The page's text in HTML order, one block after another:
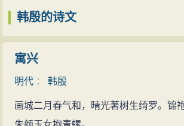
韩殷的诗文
寓兴
明代 ：韩殷
画城二月春气和，晴光著树生绮罗。锦